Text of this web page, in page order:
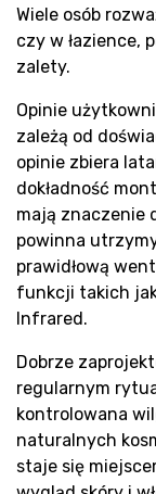
Wiele osób
czy w łazience,
zalety.
Opinie
zależą od
opinie zbiera
dokładność
mają znaczenie
powinna
prawidłową
funkcji takich
Infrared.
Dobrze
regularnym
kontrolowana
naturalnych
staje się